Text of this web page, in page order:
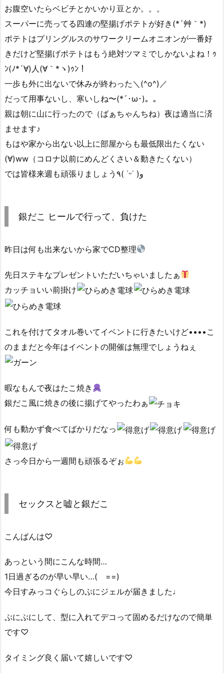
お腹空いたらベビチとかいかり豆とか。。。
スーパーに売ってる四連の堅揚げポテトが好き(*´艸｀*)
ポテトはプリングルスのサワークリームオニオンが一番好
きだけど堅揚げポテトはもう絶対ツマミでしかないよね！ｩ
ﾝ(ﾉ*´∀)人(∀｀*ヽ)ｩﾝ！
一歩も外に出ないで休みが終わった＼(^o^)／
だって用事ないし、寒いしね〜(*´･ω･)。。
親は朝に山に行ったので（ばぁちゃんちね）夜は適当に済
ませます♪
もはや家から出ない以上に部屋からも最低限出たくない
(∀)ww（コロナ以前にめんどくさい＆動きたくない）
では皆様来週も頑張りましょう٩( ˙ᵕ˙ )و
銀だこ ヒールで行って、負けた
昨日は何も出来ないから家でCD整理
先日ステキなプレゼントいただいちゃいましたぁ
カッチョいい前掛け
これを付けてタオル巻いてイベントに行きたいけど••••こ
のままだと今年はイベントの開催は無理でしょうねぇ
暇なもんで夜はたこ焼き
銀だこ風に焼きの後に揚げてやったわぁ
何も動かず食べてばかりだなっ
さっ今日から一週間も頑張るぞぉ
セックスと嘘と銀だこ
こんばんは♡
あっという間にこんな時間…
1日過ぎるのが早い早い…( ==)
今日すみっコぐらしのぷにジェルが届きました♩
ぷにぷにして、型に入れてデコって固めるだけなので簡単
です♡
タイミング良く届いて嬉しいです♡